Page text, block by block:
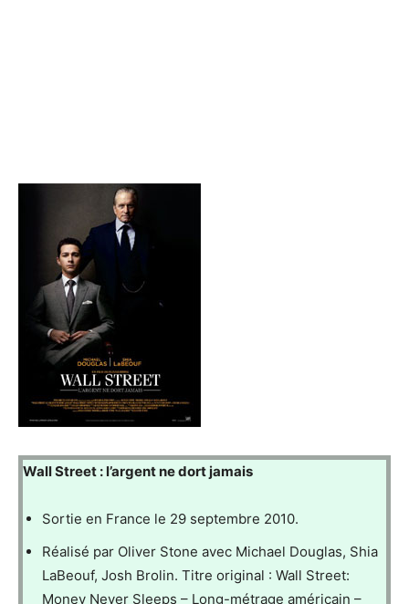
Wall Street : l’argent ne dort jamais
Sortie en France le 29 septembre 2010.
Réalisé par Oliver Stone avec Michael Douglas, Shia
LaBeouf, Josh Brolin. Titre original : Wall Street:
Money Never Sleeps – Long-métrage américain –